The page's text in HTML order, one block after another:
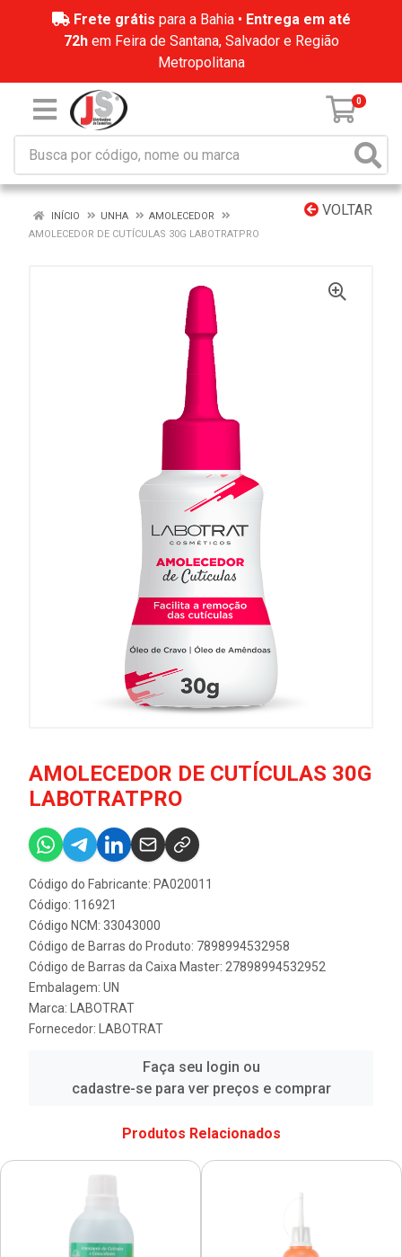
Frete grátis para a Bahia • Entrega em até
72hem Feira de Santana, Salvador e Região
Metropolitana
0
VOLTAR
INÍCIO UNHA
AMOLECEDOR
AMOLECEDOR DE CUTÍCULAS 30G LABOTRATPRO
AMOLECEDOR DE CUTÍCULAS 30G
LABOTRATPRO
Código do Fabricante: PA020011
Código: 116921
Código NCM: 33043000
Código de Barras do Produto: 7898994532958
Código de Barras da Caixa Master: 27898994532952
Embalagem: UN
Marca: LABOTRAT
Fornecedor: LABOTRAT
Faça seu login ou
cadastre-se para ver preços e comprar
Produtos Relacionados